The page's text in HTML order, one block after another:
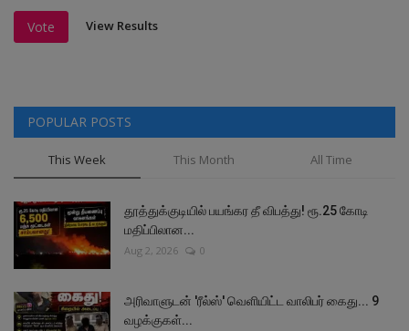
Vote View Results
POPULAR POSTS
This Week This Month All Time
தூத்துக்குடியில் பயங்கர தீ விபத்து! ரூ.25 கோடி
மதிப்பிலான...
Aug 2, 2026 0
அரிவாளுடன் 'ரீல்ஸ்' வெளியிட்ட வாலிபர் கைது... 9
வழக்குகள்...